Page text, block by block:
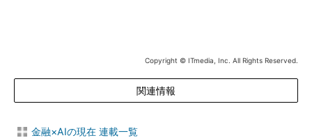
Copyright © ITmedia, Inc. All Rights Reserved.
関連情報
金融×AIの現在 連載一覧